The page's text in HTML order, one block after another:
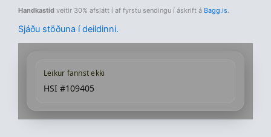
Handkastid veitir 30% afslátt í af fyrstu sendingu í áskrift á Bagg.is
Sjáðu stöðuna í deildinni.
Leikur fannst ekki
HSI #109405